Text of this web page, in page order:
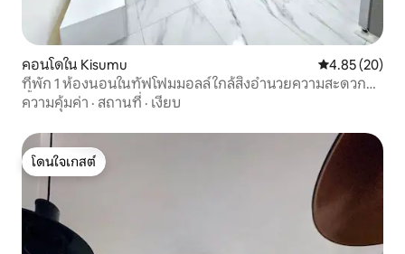
คอนโดใน Kisumu คะแนนเฉลี่ย
4.85 (20)
ที่พัก 1 ห้องนอนในทัฟโฟมมอลล์ ใกล้สิ่งอำนวยความสะดวก
ทั้งหมด
ความคุ้มค่า · สถานที่ · เงียบ
โดนใจเกสต์
โดนใจเกสต์